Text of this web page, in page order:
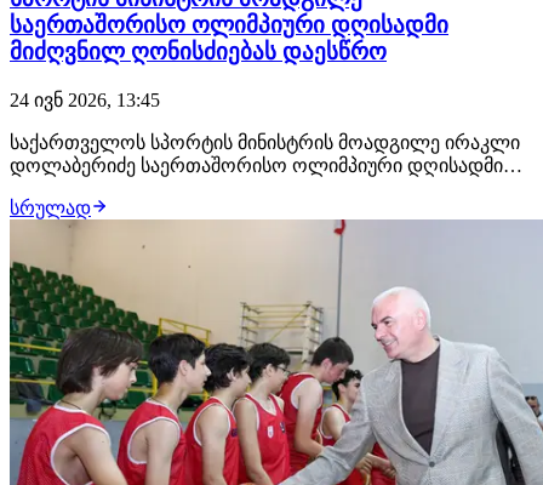
საერთაშორისო ოლიმპიური დღისადმი
მიძღვნილ ღონისძიებას დაესწრო
24 ივნ 2026, 13:45
საქართველოს სპორტის მინისტრის მოადგილე ირაკლი
დოლაბერიძე საერთაშორისო ოლიმპიური დღისადმი
გარბენის პრიზიორი დააჯილდოვა. საერთაშორისო
ოლიმპიურ დღესთან დაკავშირებით ლისის ტბის
მიმდებარე ტერიტორიაზე ოლიმპიური გარბენი
საქართველოს ეროვნ…
სრულად